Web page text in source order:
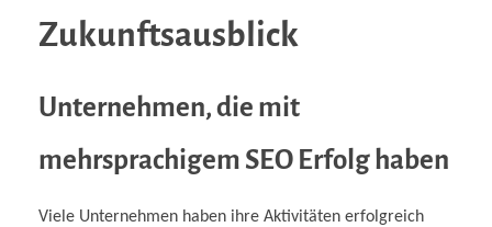
Zukunftsausblick
Unternehmen, die mit
mehrsprachigem SEO Erfolg haben
Viele Unternehmen haben ihre Aktivitäten erfolgreich